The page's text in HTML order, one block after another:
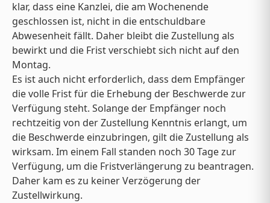
klar, dass eine Kanzlei, die am Wochenende
geschlossen ist, nicht in die entschuldbare
Abwesenheit fällt. Daher bleibt die Zustellung als
bewirkt und die Frist verschiebt sich nicht auf den
Montag.
Es ist auch nicht erforderlich, dass dem Empfänger
die volle Frist für die Erhebung der Beschwerde zur
Verfügung steht. Solange der Empfänger noch
rechtzeitig von der Zustellung Kenntnis erlangt, um
die Beschwerde einzubringen, gilt die Zustellung als
wirksam. Im einem Fall standen noch 30 Tage zur
Verfügung, um die Fristverlängerung zu beantragen.
Daher kam es zu keiner Verzögerung der
Zustellwirkung.